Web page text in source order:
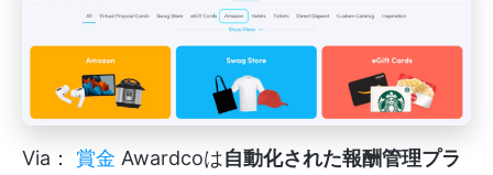
Via： 賞金 Awardcoは自動化された報酬管理プラ